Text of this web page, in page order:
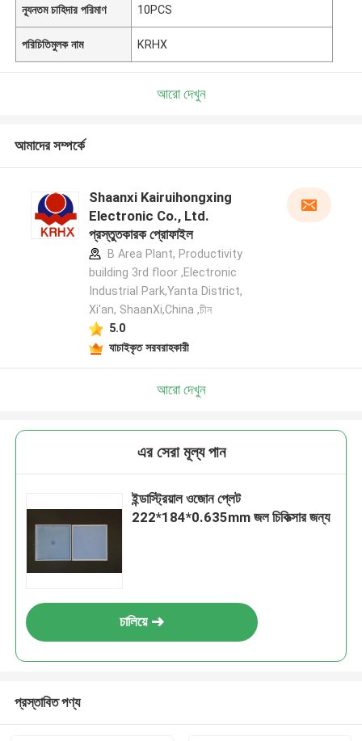
ন্যূনতম চাহিদার পরিমাণ 10PCS
পরিচিতিমুলক নাম KRHX
আরো দেখুন
আমাদের সম্পর্কে
Shaanxi Kairuihongxing
Electronic Co., Ltd.
প্রস্তুতকারক প্রোফাইল
B Area Plant, Productivity
building 3rd floor ,Electronic
Industrial Park,Yanta District,
Xi'an, ShaanXi,China ,চীন
5.0
যাচাইকৃত সরবরাহকারী
আরো দেখুন
এর সেরা মূল্য পান
ইন্ডাস্ট্রিয়াল ওজোন প্লেট
222*184*0.635mm জল চিকিত্সার জন্য
চালিয়ে
প্রস্তাবিত পণ্য